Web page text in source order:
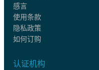
感言
使用条款
隐私政策
如何订购
认证机构